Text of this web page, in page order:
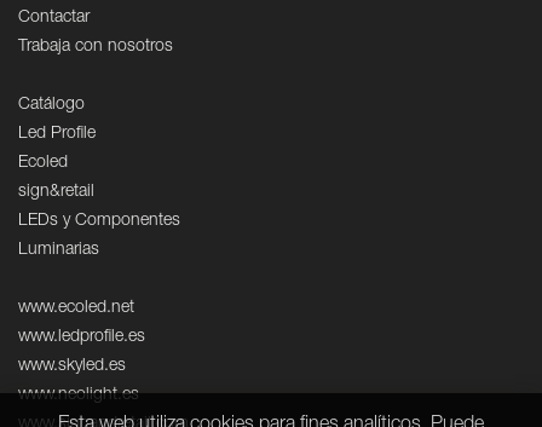
Contactar
Trabaja con nosotros
Catálogo
Led Profile
Ecoled
sign&retail
LEDs y Componentes
Luminarias
www.ecoled.net
www.ledprofile.es
www.skyled.es
www.neolight.es